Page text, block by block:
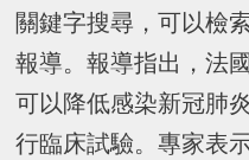
關鍵字搜尋，可以檢
報導。報導指出，法
可以降低感染新冠肺
行臨床試驗。專家表